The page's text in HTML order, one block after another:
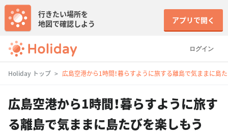
ログイン
行きたい場所を
地図で確認しよう
アプリで開く
Holiday トップ 広島空港から1時間！暮らすように旅する離島で気ままに島
広島空港から1時間！暮らすように旅す
る離島で気ままに島たびを楽しもう